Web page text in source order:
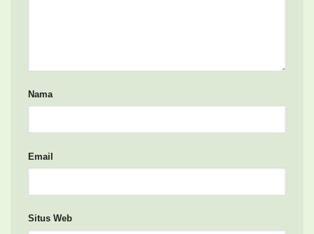
Nama
Email
Situs Web